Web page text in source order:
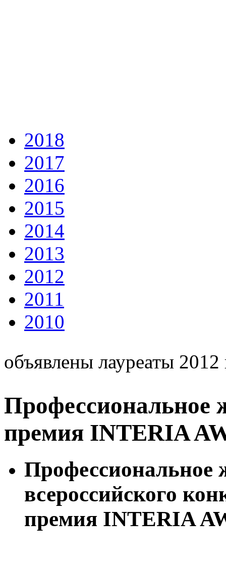
2018
2017
2016
2015
2014
2013
2012
2011
2010
объявлены лауреаты 2012
Профессиональное
премия INTERIA
всероссийского
премия INTERIA